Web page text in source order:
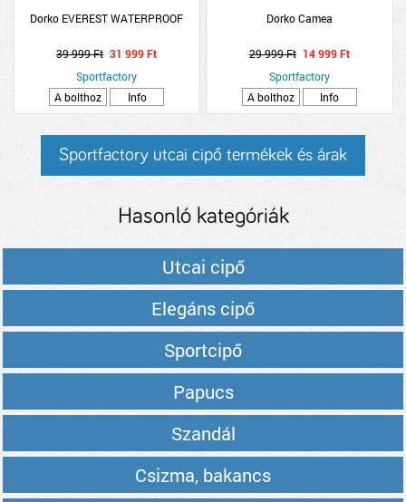
Dorko EVEREST WATERPROOF
39 999 Ft 31 999 Ft
Sportfactory
A bolthoz
Info
Dorko Camea
29 999 Ft 14 999 Ft
Sportfactory
A bolthoz
Info
Sportfactory utcai cipő termékek és árak
Hasonló kategóriák
Utcai cipő
Elegáns cipő
Sportcipő
Papucs
Szandál
Csizma, bakancs